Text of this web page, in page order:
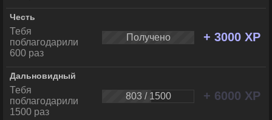
Честь
Тебя
поблагодарили
600 раз
Получено + 3000 XP
Дальновидный
Тебя
поблагодарили
1500 раз
803 / 1500 + 6000 XP